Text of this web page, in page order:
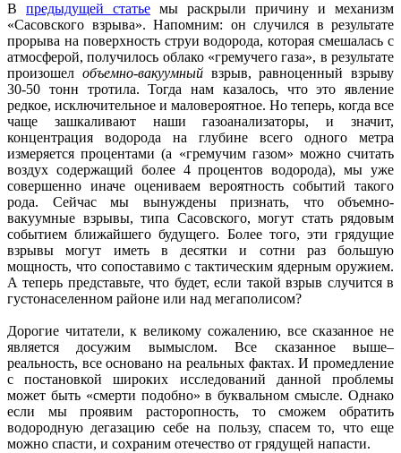
В предыдущей статье мы раскрыли причину и механизм
«Сасовского взрыва». Напомним: он случился в результате
прорыва на поверхность струи водорода, которая смешалась с
атмосферой, получилось облако «гремучего газа», в результате
произошел объемно-вакуумныйвзрыв, равноценный взрыву
30-50 тонн тротила. Тогда нам казалось, что это явление
редкое, исключительное и маловероятное. Но теперь, когда все
чаще зашкаливают наши газоанализаторы, и значит,
концентрация водорода на глубине всего одного метра
измеряется процентами (а «гремучим газом» можно считать
воздух содержащий более 4 процентов водорода), мы уже
совершенно иначе оцениваем вероятность событий такого
рода. Сейчас мы вынуждены признать, что объемно-
вакуумные взрывы, типа Сасовского, могут стать рядовым
событием ближайшего будущего. Более того, эти грядущие
взрывы могут иметь в десятки и сотни раз большую
мощность, что сопоставимо с тактическим ядерным оружием.
А теперь представьте, что будет, если такой взрыв случится в
густонаселенном районе или над мегаполисом?
Дорогие читатели, к великому сожалению, все сказанное не
является досужим вымыслом. Все сказанное выше–
реальность, все основано на реальных фактах. И промедление
с постановкой широких исследований данной проблемы
может быть «смерти подобно» в буквальном смысле. Однако
если мы проявим расторопность, то сможем обратить
водородную дегазацию себе на пользу, спасем то, что еще
можно спасти, и сохраним отечество от грядущей напасти.